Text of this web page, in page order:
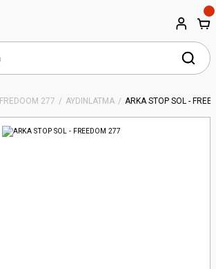
FREDOOM 277 AYDINLATMA ARKA STOP SOL -